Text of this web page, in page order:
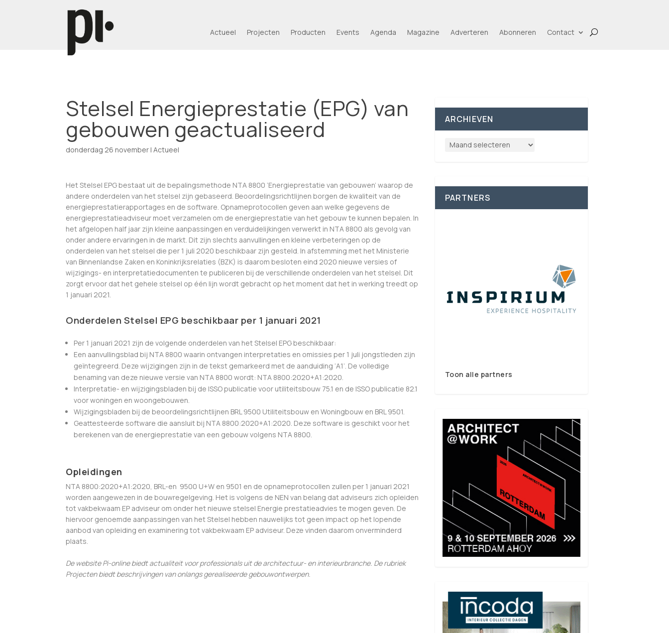
Actueel Projecten Producten Events Agenda Magazine Adverteren Abonneren Contact
Stelsel Energieprestatie (EPG) van
gebouwen geactualiseerd
donderdag 26 november | Actueel
Het Stelsel EPG bestaat uit de bepalingsmethode NTA 8800 ‘Energieprestatie van gebouwen’ waarop de
andere onderdelen van het stelsel zijn gebaseerd. Beoordelingsrichtlijnen borgen de kwaliteit van de
energieprestatierapportages en de software. Opnameprotocollen geven aan welke gegevens de
energieprestatieadviseur moet verzamelen om de energieprestatie van het gebouw te kunnen bepalen. In
het afgelopen half jaar zijn kleine aanpassingen en verduidelijkingen verwerkt in NTA 8800 als gevolg van
onder andere ervaringen in de markt. Dit zijn slechts aanvullingen en kleine verbeteringen op de
onderdelen van het stelsel die per 1 juli 2020 beschikbaar zijn gesteld. In afstemming met het Ministerie
van Binnenlandse Zaken en Koninkrijksrelaties (BZK) is daarom besloten eind 2020 nieuwe versies of
wijzigings- en interpretatiedocumenten te publiceren bij de verschillende onderdelen van het stelsel. Dit
zorgt ervoor dat het gehele stelsel op één lijn wordt gebracht op het moment dat het in werking treedt op
1 januari 2021.
Onderdelen Stelsel EPG beschikbaar per 1 januari 2021
Per 1 januari 2021 zijn de volgende onderdelen van het Stelsel EPG beschikbaar:
Een aanvullingsblad bij NTA 8800 waarin ontvangen interpretaties en omissies per 1 juli jongstleden zijn
geïntegreerd. Deze wijzigingen zijn in de tekst gemarkeerd met de aanduiding ‘A1’. De volledige
benaming van deze nieuwe versie van NTA 8800 wordt: NTA 8800:2020+A1:2020.
Interpretatie- en wijzigingsbladen bij de ISSO publicatie voor utiliteitsbouw 75.1 en de ISSO publicatie 82.1
voor woningen en woongebouwen.
Wijzigingsbladen bij de beoordelingsrichtlijnen BRL 9500 Utiliteitsbouw en Woningbouw en BRL 9501.
Geattesteerde software die aansluit bij NTA 8800:2020+A1:2020. Deze software is geschikt voor het
berekenen van de energieprestatie van een gebouw volgens NTA 8800.
Opleidingen
NTA 8800:2020+A1:2020, BRL-en 9500 U+W en 9501 en de opnameprotocollen zullen per 1 januari 2021
worden aangewezen in de bouwregelgeving. Het is volgens de NEN van belang dat adviseurs zich opleiden
tot vakbekwaam EP adviseur om onder het nieuwe stelsel Energie prestatieadvies te mogen geven. De
hiervoor genoemde aanpassingen van het Stelsel hebben nauwelijks tot geen impact op het lopende
aanbod van opleiding en examinering tot vakbekwaam EP adviseur. Deze vinden daarom onverminderd
plaats.
De website Pi-online biedt actualiteit voor professionals uit de architectuur- en interieurbranche. De rubriek
Projecten biedt beschrijvingen van onlangs gerealiseerde gebouwontwerpen.
ARCHIEVEN
PARTNERS
Toon alle partners